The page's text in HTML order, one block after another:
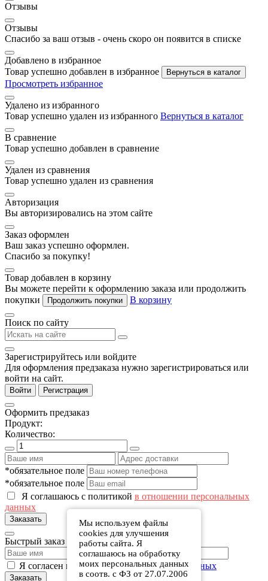
Отзывы
Отзывы
Спасибо за ваш отзыв - очень скоро он появится в списке
Добавлено в избранное
Товар успешно добавлен в избранное
Вернуться в каталог
Просмотреть избранное
Удалено из избранного
Товар успешно удален из избранного Вернуться в каталог
В сравнение
Товар успешно добавлен в сравнение
Удален из сравнения
Товар успешно удален из сравнения
Авторизация
Вы авторизировались на этом сайте
Заказ оформлен
Ваш заказ успешно оформлен.
Спасибо за покупку!
Товар добавлен в корзину
Вы можете перейти к оформлению заказа или продолжить
покупки
Продолжить покупки В корзину
Поиск по сайту
Зарегистрируйтесь или войдите
Для оформления предзаказа нужно зарегистрироваться или
войти на сайт.
Войти Регистрация
Оформить предзаказ
Продукт:
Количество:
*обязательное поле
*обязательное поле
Я соглашаюсь с политикой в отношении персональных
данных
Заказать
Быстрый заказ
Я согласен на обработку персональных данных
Заказать
Мы используем файлы
cookies для улучшения
работы сайта. Я
соглашаюсь на обработку
моих персональных данных
в соотв. с ФЗ от 27.07.2006